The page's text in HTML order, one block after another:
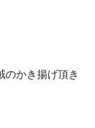
のかき揚げ頂き